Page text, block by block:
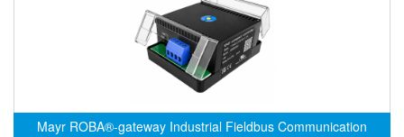
FDM/ F.lli Della Marca Srl
Mayr ROBA®-gateway Industrial Fieldbus Communication